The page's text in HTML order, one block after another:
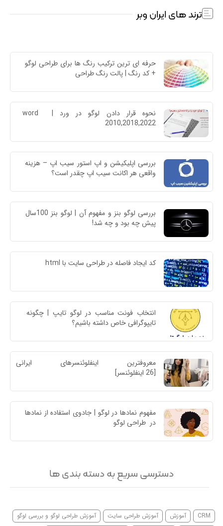
ترند های ایران وبر
حرفه ای ترین ترکیب رنگ ها برای طراحی لوگو
+ کد رنگ | پالت رنگ طراحی
نحوه قرار دادن لوگو در ورد | word
2010,2018,2022
بررسی اپلیکیشن و اپ استور سیب اپ – هزینه
واقعی هر اکانت سیب اپ چقدر است؟
بررسی لوگو بنز و مفهوم آن | لوگو بنز 100سال
پیش چه بود و چه شد!
کد ایجاد فاصله در طراحی سایت با html
انتخاب فونت مناسب در لوگو تایپ | چگونه
تایپوگرافی خاص داشته باشیم؟
معروفترین اینفلوئنسرهای
[26 اینفلوئنسر]
مفهوم نمادها در لوگو | جادوی استفاده از نمادها
در  طراحی لوگو
دسترسی سریع به دسته بندی ها
CRM آموزش آموزش طراحی سایت
آموزش طراحی لوگو و بررسی لوگو